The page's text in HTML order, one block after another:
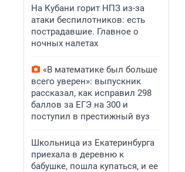
На Кубани горит НПЗ из-за
атаки беспилотников: есть
пострадавшие. Главное о
ночных налетах
«В математике был больше
всего уверен»: выпускник
рассказал, как исправил 298
баллов за ЕГЭ на 300 и
поступил в престижный вуз
Школьница из Екатеринбурга
приехала в деревню к
бабушке, пошла купаться, и ее